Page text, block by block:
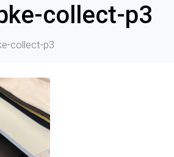
collect-p3
collect-p3